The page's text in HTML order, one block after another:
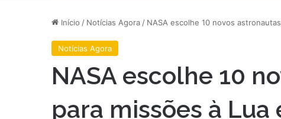
Início / Notícias Agora / NASA escolhe 10 novos
Notícias Agora
NASA escolhe 10
para missões à Lua